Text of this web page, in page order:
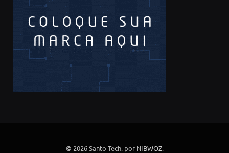
© 2026 Santo Tech. por NIBWOZ.